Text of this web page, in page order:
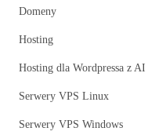
Domeny
Hosting
Hosting dla Wordpressa z AI
Serwery VPS Linux
Serwery VPS Windows